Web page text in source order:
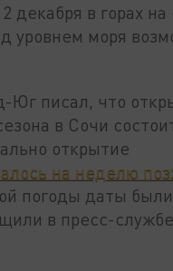
декабря в горах на
уровнем моря
Юг писал, что
в Сочи
открытие
на неделю
погоды даты были
в пресс-